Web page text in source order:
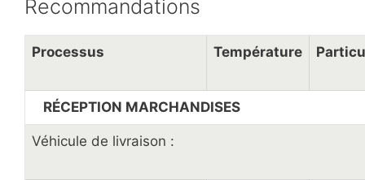
Recommandations
Processus Température
RÉCEPTION MARCHANDISES
Véhicule de livraison :